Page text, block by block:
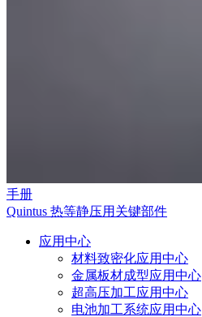
手册
Quintus 热等静压用关键部件
应用中心
材料致密化应用中心
金属板材成型应用中心
超高压加工应用中心
电池加工系统应用中心